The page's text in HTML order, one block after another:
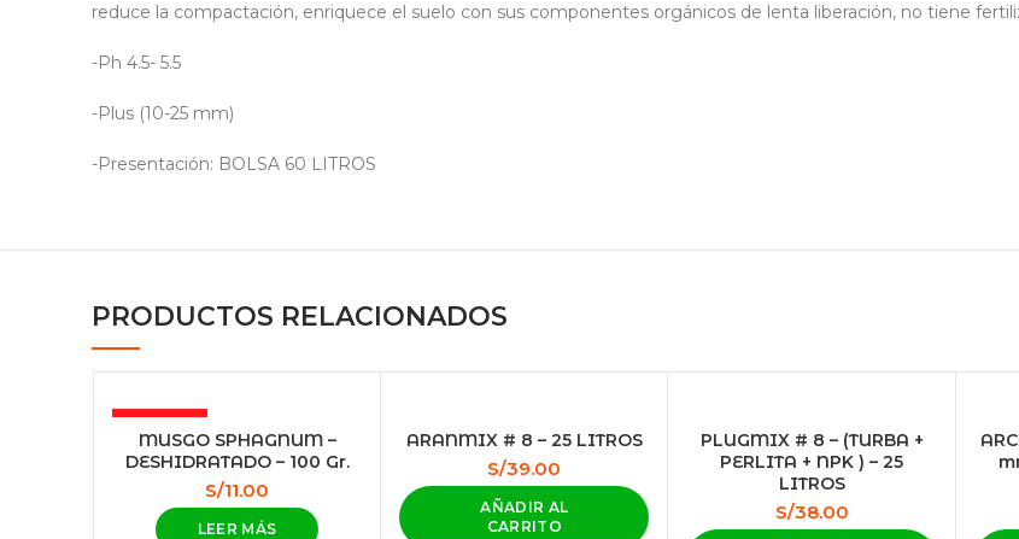
reduce la compactación, enriquece el suelo con sus componentes orgánicos de lenta liberación, no tiene
-Ph 4.5- 5.5
-Plus (10-25 mm)
-Presentación: BOLSA 60 LITROS
PRODUCTOS RELACIONADOS
AGOTADO
MUSGO SPHAGNUM –
DESHIDRATADO – 100 Gr.
S/11.00
LEER MÁS
ARANMIX # 8 – 25 LITROS
S/39.00
AÑADIR AL
CARRITO
PLUGMIX # 8 – (TURBA +
PERLITA + NPK ) – 25
LITROS
S/38.00